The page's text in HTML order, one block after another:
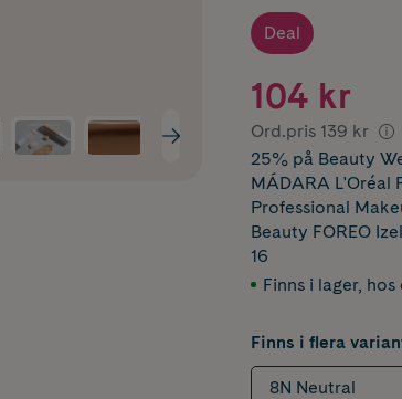
Deal
104 kr
Ord.pris 139 kr
25% på Beauty
MÁDARA L'Oréal
Professional
Beauty FOREO
16
Finns i lager, hos
Finns i flera
8N Neutral